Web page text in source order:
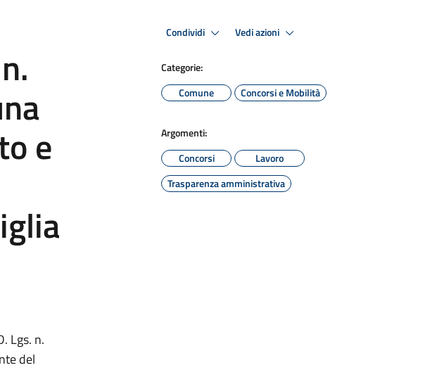
e
Lgs. n.
del
Condividi Vedi azioni
Categorie:
Comune
Concorsi e Mobilità
Argomenti:
Concorsi
Lavoro
Trasparenza amministrativa